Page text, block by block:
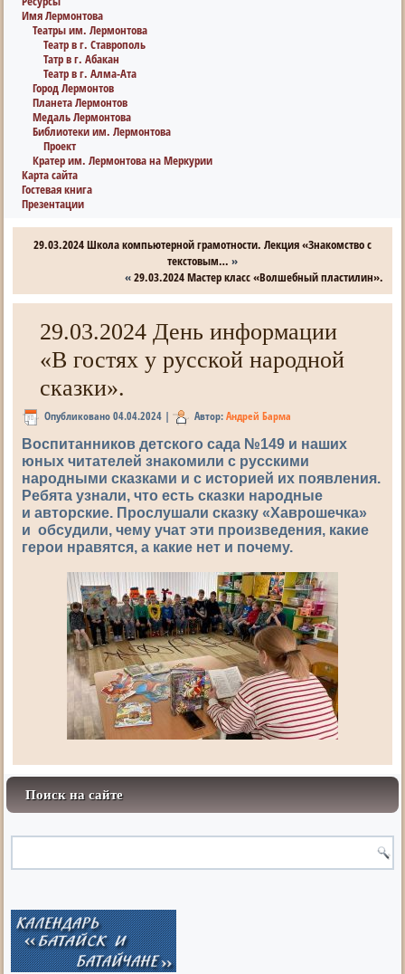
Имя Лермонтова
Театры им. Лермонтова
Театр в г. Ставрополь
Татр в г. Абакан
Театр в г. Алма-Ата
Город Лермонтов
Планета Лермонтов
Медаль Лермонтова
Библиотеки им. Лермонтова
Проект
Кратер им. Лермонтова на Меркурии
Карта сайта
Гостевая книга
Презентации
29.03.2024 Школа компьютерной грамотности. Лекция «Знакомство с
текстовым… »
«29.03.2024 Мастер класс «Волшебный пластилин».
29.03.2024 День информации
«В гостях у русской народной
сказки».
Опубликовано 04.04.2024 | Автор: Андрей Барма
Воспитанников детского сада №149 и наших
юных читателей знакомили с русскими
народными сказками и с историей их появления.
Ребята узнали, что есть сказки народные
и авторские. Прослушали сказку «Хаврошечка»
и обсудили, чему учат эти произведения, какие
герои нравятся, а какие нет и почему.
Поиск на сайте